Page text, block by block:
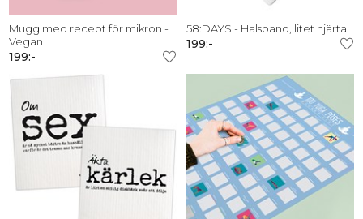
Mugg med recept för mikron -
Vegan
199:-
58:DAYS - Halsband, litet hjärta
199:-